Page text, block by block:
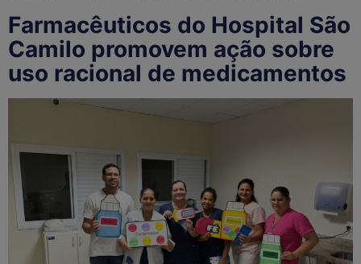
Farmacêuticos do Hospital São
Camilo promovem ação sobre
uso racional de medicamentos